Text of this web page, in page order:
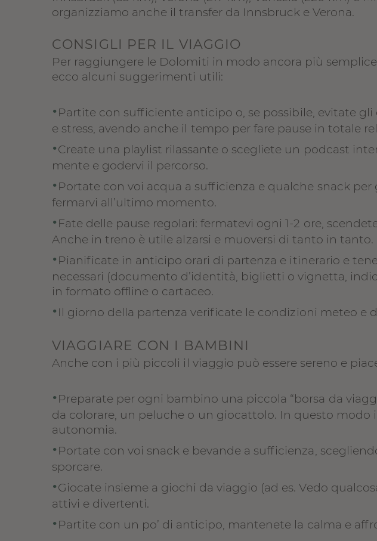
organizziamo anche il transfer da Innsbruck e Verona.
CONSIGLI PER IL VIAGGIO
Per raggiungere le Dolomiti in modo ancora più
ecco alcuni suggerimenti utili:
• Partite con sufficiente anticipo o, se possibile, evitate
e stress, avendo anche il tempo per fare pause in totale
•Create una playlist rilassante o scegliete un podcast
mente e godervi il percorso.
• Portate con voi acqua a sufficienza e qualche snack
fermarvi all’ultimo momento.
• Fate delle pause regolari: fermatevi ogni 1-2 ore,
Anche in treno è utile alzarsi e muoversi di tanto in tanto.
• Pianificate in anticipo orari di partenza e itinerario e
necessari (documento d’identità, biglietti o vignetta,
in formato offline o cartaceo.
• Il giorno della partenza verificate le condizioni meteo e
VIAGGIARE CON I BAMBINI
Anche con i più piccoli il viaggio può essere sereno e
• Preparate per ogni bambino una piccola “borsa da
da colorare, un peluche o un giocattolo. In questo
autonomia.
• Portate con voi snack e bevande a sufficienza,
sporcare.
•Giocate insieme a giochi da viaggio (ad es. Vedo
attivi e divertenti.
• Partite con un po’ di anticipo, mantenete la calma e